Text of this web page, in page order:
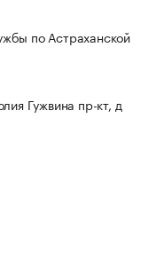
по Астраханской
Гужвина пр-кт, д